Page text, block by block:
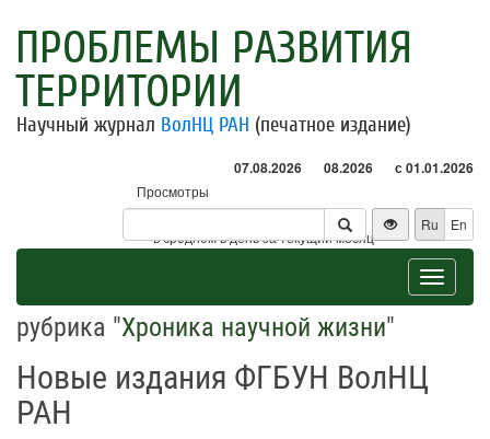
ПРОБЛЕМЫ РАЗВИТИЯ
ТЕРРИТОРИИ
Научный журнал ВолНЦ РАН (печатное издание)
07.08.2026 08.2026 с 01.01.2026
Просмотры
Посетители
* - в среднем в день за текущий месяц
Ru En
Toggle
рубрика "Хроника научной жизни"
Новые издания ФГБУН ВолНЦ
РАН